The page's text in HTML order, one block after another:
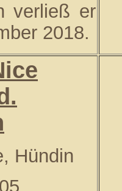
verließ er
2018.
Hündin